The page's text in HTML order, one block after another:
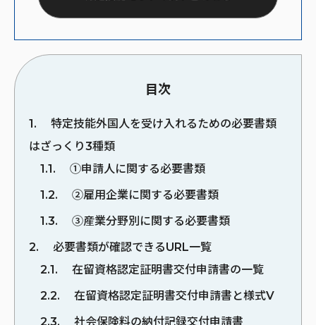
目次
1
特定技能外国人を受け入れるための必要書類
はざっくり3種類
1.1
①申請人に関する必要書類
1.2
②雇用企業に関する必要書類
1.3
③産業分野別に関する必要書類
2
必要書類が確認できるURL一覧
2.1
在留資格認定証明書交付申請書の一覧
2.2
在留資格認定証明書交付申請書と様式V
2.3
社会保険料の納付記録交付申請書